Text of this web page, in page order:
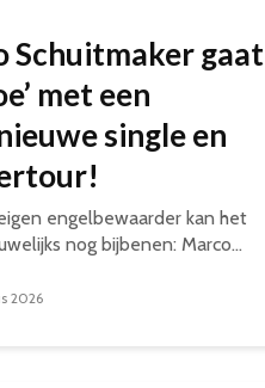
Schuitmaker gaat
met een
single en
engelbewaarder kan het
nog bijbenen: Marco...
2026